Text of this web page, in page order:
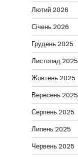
Лютий 2026
Січень 2026
Грудень 2025
Листопад 2025
Жовтень 2025
Вересень 2025
Серпень 2025
Липень 2025
Червень 2025